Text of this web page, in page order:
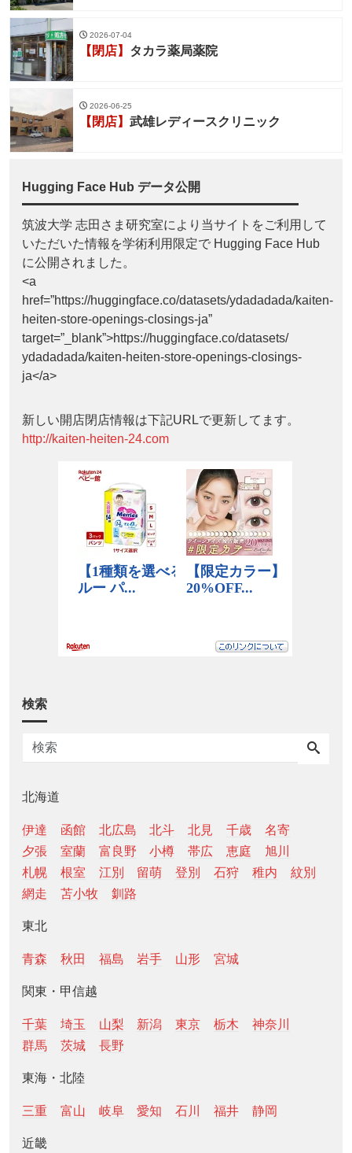
2026-07-04
【閉店】 タカラ薬局薬院
2026-06-25
【閉店】 武雄レディースクリニック
Hugging Face Hub データ公開
筑波大学 志田さま研究室により当サイトをご利用して
いただいた情報を学術利用限定で Hugging Face Hub
に公開されました。
<a
href=”https://huggingface.co/datasets/ydadadada/kaiten-
heiten-store-openings-closings-ja”
target=”_blank”>https://huggingface.co/datasets/
ydadadada/kaiten-heiten-store-openings-closings-
ja</a>
新しい開店閉店情報は下記URLで更新してます。
http://kaiten-heiten-24.com
検索
北海道
伊達 函館 北広島 北斗 北見 千歳
名寄
夕張
室蘭 富良野 小樽 帯広 恵庭
旭川
札幌
根室 江別 留萌 登別 石狩 稚内
紋別
網走
苫小牧 釧路
東北
青森 秋田 福島 岩手 山形 宮城
関東・甲信越
千葉 埼玉 山梨 新潟 東京 栃木
神奈川
群馬
茨城 長野
東海・北陸
三重 富山 岐阜 愛知 石川 福井 静岡
近畿